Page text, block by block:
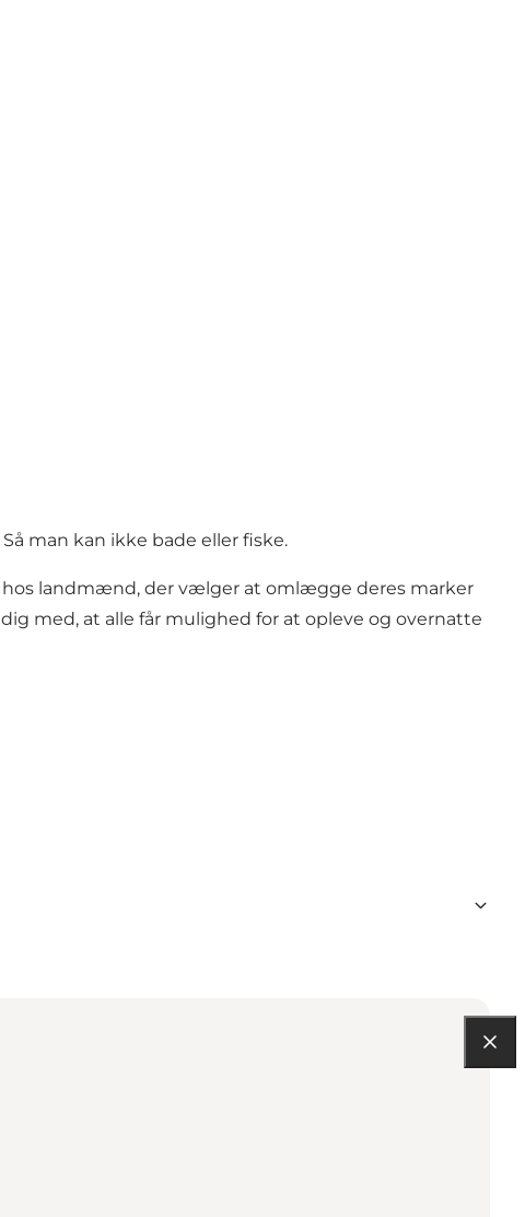
man kan ikke bade eller fiske.
hos landmænd, der vælger at omlægge deres marker
med, at alle får mulighed for at opleve og overnatte